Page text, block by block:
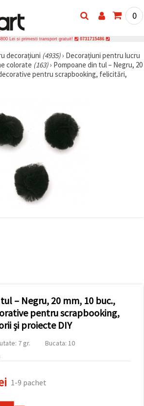
0
Lei si primesti transport gratuit! 0731715486
decorațiuni (4935)› Decorațiuni pentru lucru
colorate (163)› Pompoane din tul – Negru, 20
pentru scrapbooking, felicitări,
– Negru, 20 mm, 10 buc.,
pentru scrapbooking,
și proiecte DIY
7 gr.
Bucata: 10
1-9 pachet